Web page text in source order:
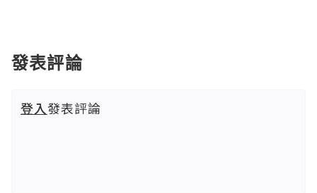
發表評論
登入發表評論